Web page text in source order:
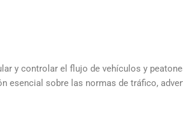
y controlar el flujo de vehículos y
esencial sobre las normas de tráfico,